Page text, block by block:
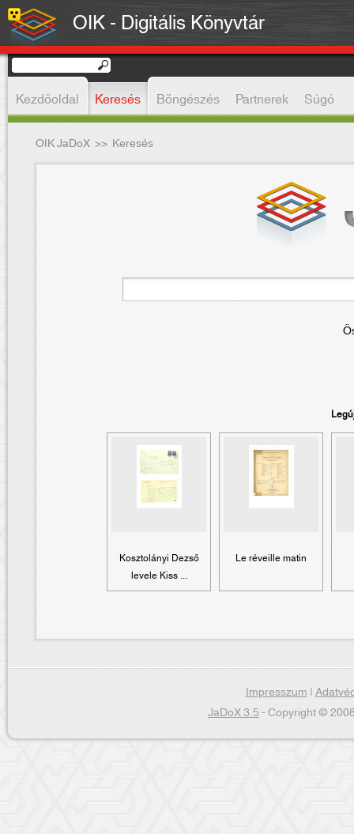
OIK - Digitális Könyvtár
Kezdőoldal Keresés Böngészés Partnerek Súgó
OIK JaDoX >> Keresés
Kosztolányi Dezső
levele Kiss ...
Le réveille matin
Impresszum|
JaDoX 3.5- Copyright ©